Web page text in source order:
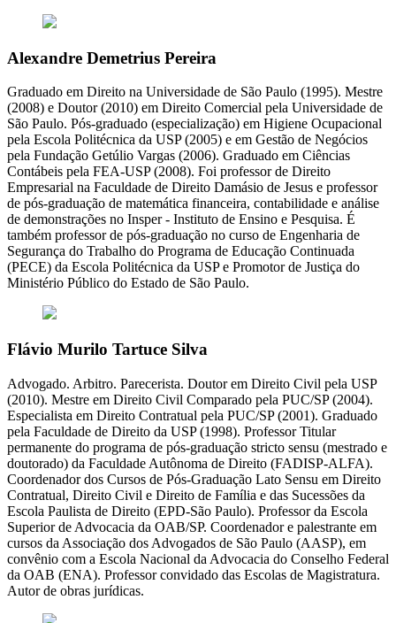
Alexandre Demetrius Pereira
Graduado em Direito na Universidade de São Paulo (1995). Mestre
(2008) e Doutor (2010) em Direito Comercial pela Universidade de
São Paulo. Pós-graduado (especialização) em Higiene Ocupacional
pela Escola Politécnica da USP (2005) e em Gestão de Negócios
pela Fundação Getúlio Vargas (2006). Graduado em Ciências
Contábeis pela FEA-USP (2008). Foi professor de Direito
Empresarial na Faculdade de Direito Damásio de Jesus e professor
de pós-graduação de matemática financeira, contabilidade e análise
de demonstrações no Insper - Instituto de Ensino e Pesquisa. É
também professor de pós-graduação no curso de Engenharia de
Segurança do Trabalho do Programa de Educação Continuada
(PECE) da Escola Politécnica da USP e Promotor de Justiça do
Ministério Público do Estado de São Paulo.
Flávio Murilo Tartuce Silva
Advogado. Arbitro. Parecerista. Doutor em Direito Civil pela USP
(2010). Mestre em Direito Civil Comparado pela PUC/SP (2004).
Especialista em Direito Contratual pela PUC/SP (2001). Graduado
pela Faculdade de Direito da USP (1998). Professor Titular
permanente do programa de pós-graduação stricto sensu (mestrado e
doutorado) da Faculdade Autônoma de Direito (FADISP-ALFA).
Coordenador dos Cursos de Pós-Graduação Lato Sensu em Direito
Contratual, Direito Civil e Direito de Família e das Sucessões da
Escola Paulista de Direito (EPD-São Paulo). Professor da Escola
Superior de Advocacia da OAB/SP. Coordenador e palestrante em
cursos da Associação dos Advogados de São Paulo (AASP), em
convênio com a Escola Nacional da Advocacia do Conselho Federal
da OAB (ENA). Professor convidado das Escolas de Magistratura.
Autor de obras jurídicas.